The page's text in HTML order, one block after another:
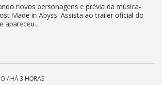
novos personagens e prévia da música-
Made in Abyss: Assista ao trailer oficial do
apareceu...
/ HÁ 3 HORAS